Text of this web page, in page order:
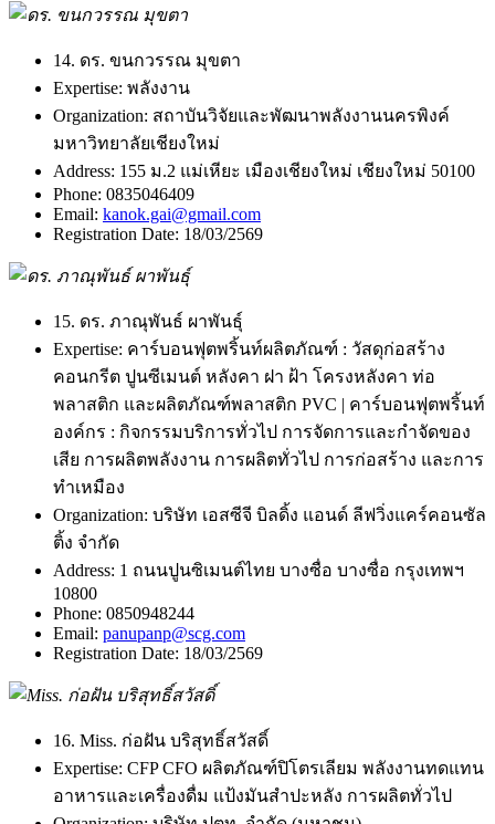
14. ดร. ขนกวรรณ มุขตา
Expertise: พลังงาน
Organization: สถาบันวิจัยและพัฒนาพลังงานนครพิงค์
มหาวิทยาลัยเชียงใหม่
Address: 155 ม.2 แม่เหียะ เมืองเชียงใหม่ เชียงใหม่ 50100
Phone: 0835046409
Email: kanok.gai@gmail.com
Registration Date: 18/03/2569
15. ดร. ภาณุพันธ์ ผาพันธุ์
Expertise: คาร์บอนฟุตพริ้นท์ผลิตภัณฑ์ : วัสดุก่อสร้าง
คอนกรีต ปูนซีเมนต์ หลังคา ฝา ฝ้า โครงหลังคา ท่อ
พลาสติก และผลิตภัณฑ์พลาสติก PVC | คาร์บอนฟุตพริ้นท์
องค์กร : กิจกรรมบริการทั่วไป การจัดการและกำจัดของ
เสีย การผลิตพลังงาน การผลิตทั่วไป การก่อสร้าง และการ
ทำเหมือง
Organization: บริษัท เอสซีจี บิลดิ้ง แอนด์ ลีฟวิ่งแคร์คอนซัล
ติ้ง จำกัด
Address: 1 ถนนปูนซิเมนต์ไทย บางซื่อ บางซื่อ กรุงเทพฯ
10800
Phone: 0850948244
Email: panupanp@scg.com
Registration Date: 18/03/2569
16. Miss. ก่อฝัน บริสุทธิ์สวัสดิ์
Expertise: CFP CFO ผลิตภัณฑ์ปิโตรเลียม พลังงานทดแทน
อาหารและเครื่องดื่ม แป้งมันสำปะหลัง การผลิตทั่วไป